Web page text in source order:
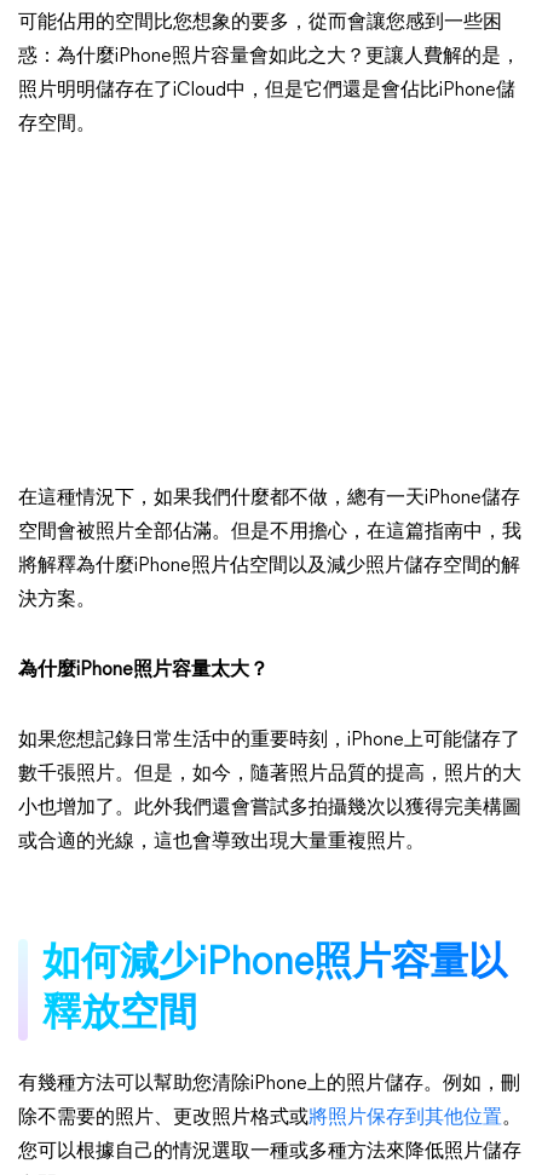
可能佔用的空間比您想象的要多，從而會讓您感到一些困
惑：為什麼iPhone照片容量會如此之大？更讓人費解的是，
照片明明儲存在了iCloud中，但是它們還是會佔比iPhone儲
存空間。
在這種情況下，如果我們什麼都不做，總有一天iPhone儲存
空間會被照片全部佔滿。但是不用擔心，在這篇指南中，我
將解釋為什麼iPhone照片佔空間以及減少照片儲存空間的解
決方案。
為什麼iPhone照片容量太大？
如果您想記錄日常生活中的重要時刻，iPhone上可能儲存了
數千張照片。但是，如今，隨著照片品質的提高，照片的大
小也增加了。此外我們還會嘗試多拍攝幾次以獲得完美構圖
或合適的光線，這也會導致出現大量重複照片。
如何減少iPhone照片容量以
釋放空間
有幾種方法可以幫助您清除iPhone上的照片儲存。例如，刪
除不需要的照片、更改照片格式或將照片保存到其他位置。
您可以根據自己的情況選取一種或多種方法來降低照片儲存